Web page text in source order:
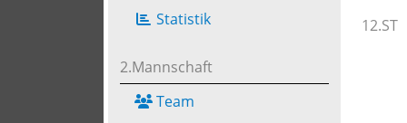
Statistik
2.Mannschaft
Team
12.ST